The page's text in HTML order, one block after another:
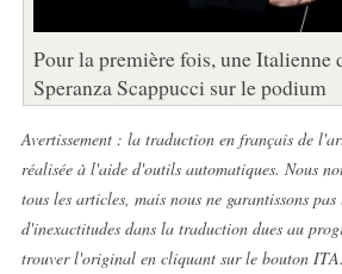
Pour la première fois, une Italienne
Speranza Scappucci sur le podium
Avertissement : la traduction en français de
réalisée à l'aide d'outils automatiques. Nous
tous les articles, mais nous ne garantissons
d'inexactitudes dans la traduction dues au
trouver l'original en cliquant sur le bouton